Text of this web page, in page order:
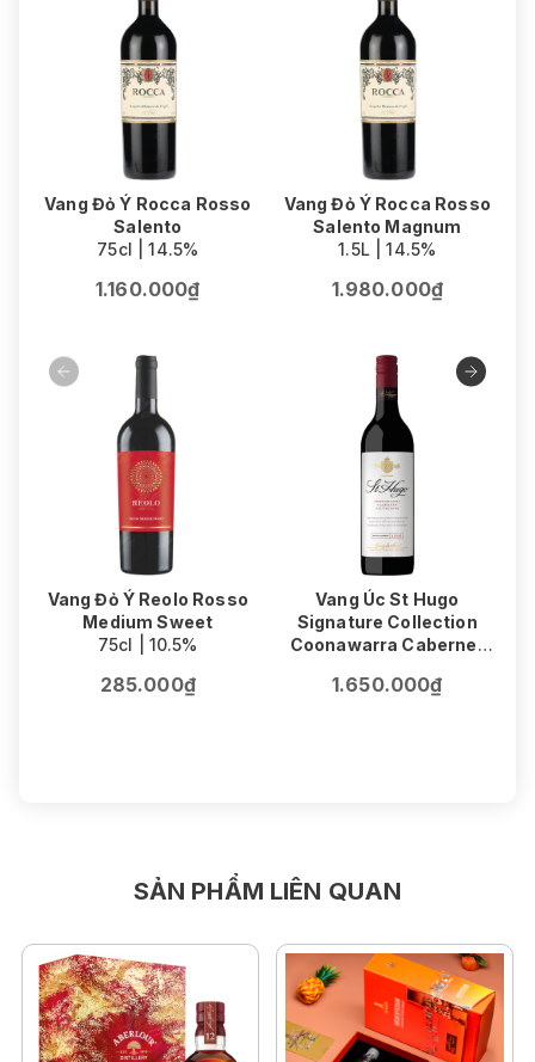
Vang Đỏ Ý Rocca Rosso
Salento
75cl | 14.5%
1.160.000₫
Vang Đỏ Ý Rocca Rosso
Salento Magnum
1.5L | 14.5%
1.980.000₫
Vang Đỏ Ý Reolo Rosso
Medium Sweet
75cl | 10.5%
285.000₫
Vang Úc St Hugo
Signature Collection
Coonawarra Cabernet
75cl | 14.5%
1.650.000₫
SẢN PHẨM LIÊN QUAN